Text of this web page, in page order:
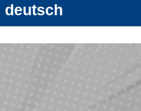
deutsch